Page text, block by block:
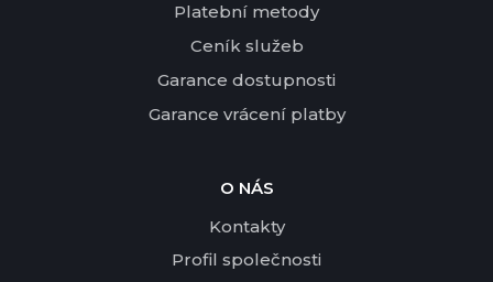
Platební metody
Ceník služeb
Garance dostupnosti
Garance vrácení platby
O NÁS
Kontakty
Profil společnosti